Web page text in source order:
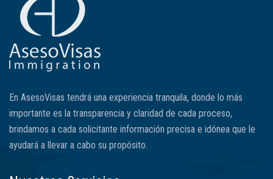
En AsesoVisas tendrá una experiencia tranquila, donde lo más
importante es la transparencia y claridad de cada proceso,
brindamos a cada solicitante información precisa e idónea que le
ayudará a llevar a cabo su propósito.